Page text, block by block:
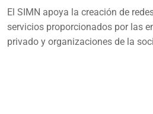
El SIMN apoya la creación de
servicios proporcionados por las
privado y organizaciones de la